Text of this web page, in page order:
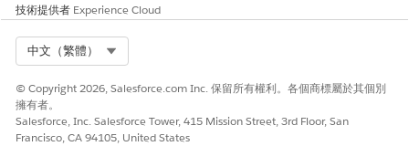
技術提供者 Experience Cloud
中文（繁體）
© Copyright 2026, Salesforce.com Inc. 保留所有權利。各個商標屬於其個別
擁有者。
Salesforce, Inc. Salesforce Tower, 415 Mission Street, 3rd Floor, San
Francisco, CA 94105, United States